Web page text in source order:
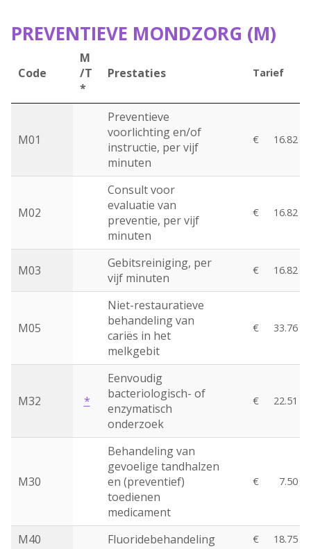
PREVENTIEVE MONDZORG (M)
Code
M
/T
*
Prestaties Tarief
M01
Preventieve
voorlichting en/of
instructie, per vijf
minuten
€ 16.82
M02
Consult voor
evaluatie van
preventie, per vijf
minuten
€ 16.82
M03
Gebitsreiniging, per
vijf minuten
€ 16.82
M05
Niet-restauratieve
behandeling van
cariës in het
melkgebit
€ 33.76
M32 *
Eenvoudig
bacteriologisch- of
enzymatisch
onderzoek
€ 22.51
M30
Behandeling van
gevoelige tandhalzen
en (preventief)
toedienen
medicament
€ 7.50
M40 Fluoridebehandeling € 18.75